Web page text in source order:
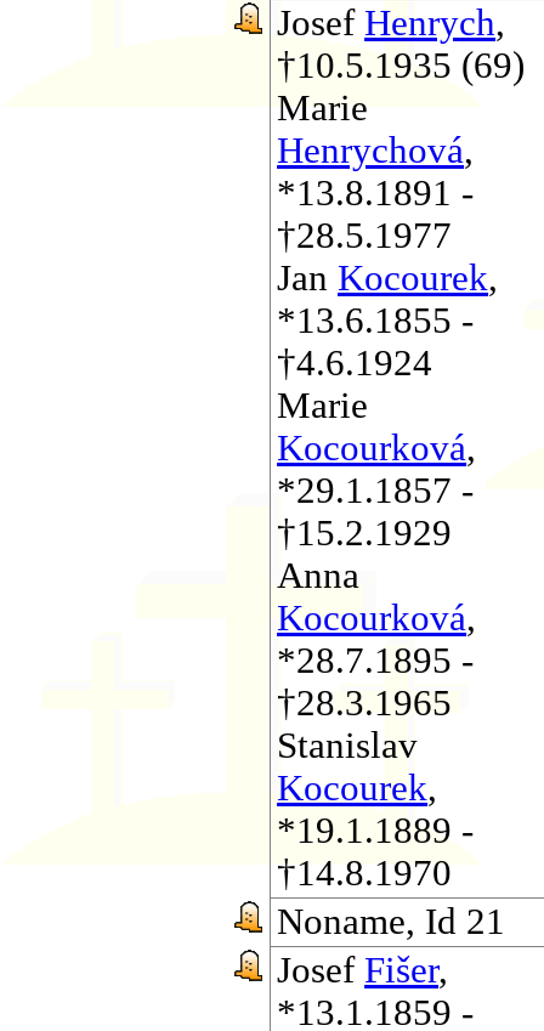
Josef Henrych,
†10.5.1935 (69)
Marie
Henrychová,
*13.8.1891 -
†28.5.1977
Jan Kocourek,
*13.6.1855 -
†4.6.1924
Marie
Kocourková,
*29.1.1857 -
†15.2.1929
Anna
Kocourková,
*28.7.1895 -
†28.3.1965
Stanislav
Kocourek,
*19.1.1889 -
†14.8.1970
Noname, Id 21
Josef Fišer,
*13.1.1859 -